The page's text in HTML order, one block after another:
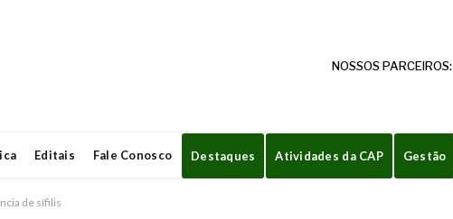
NOSSOS PARCEIROS:
Editais Fale Conosco Destaques Atividades da CAP Gestão
de sífilis